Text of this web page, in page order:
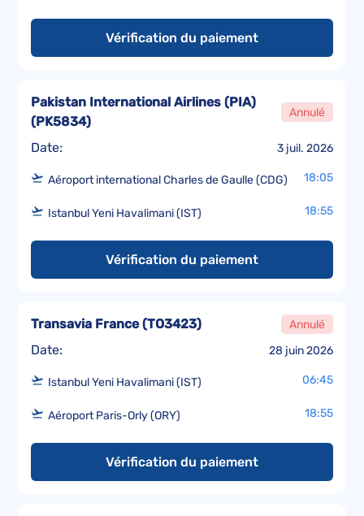
Vérification du paiement
Date: 3 juil. 2026
Pakistan International Airlines (PIA)
(PK5834)
Annulé
Aéroport international Charles de Gaulle (CDG) 18:05
Istanbul Yeni Havalimani (IST) 18:55
Vérification du paiement
Date: 28 juin 2026
Transavia France(TO3423) Annulé
Istanbul Yeni Havalimani (IST) 06:45
Aéroport Paris-Orly (ORY) 18:55
Vérification du paiement